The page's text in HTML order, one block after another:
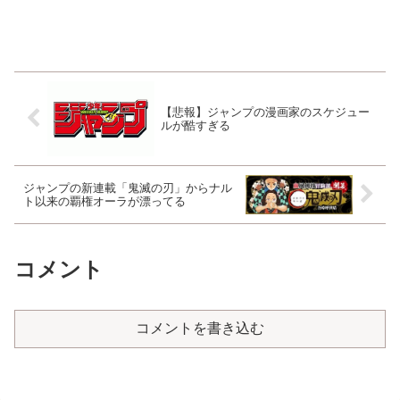
【悲報】ジャンプの漫画家のスケジュー
ルが酷すぎる
ジャンプの新連載「鬼滅の刃」からナル
ト以来の覇権オーラが漂ってる
コメント
コメントを書き込む